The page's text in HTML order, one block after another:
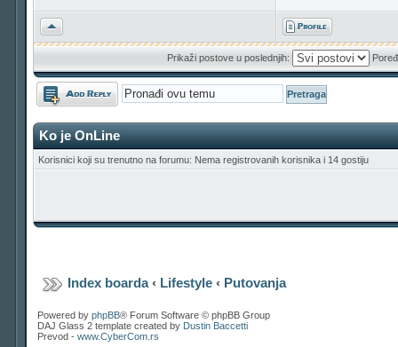
Vrh
Prikaži postove u poslednjih:
Odgovori
Ko je OnLine
Korisnici koji su trenutno na forumu: Nema registrovanih korisnika i 14 gostiju
Index boarda‹ Lifestyle ‹ Putovanja
Powered by phpBB® Forum Software © phpBB Group
DAJ Glass 2 template created by Dustin Baccetti
Prevod - www.CyberCom.rs